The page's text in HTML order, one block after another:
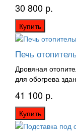
30 800 р.
Купить
Печь
Дровяная
для обогрева
41 100 р.
Купить